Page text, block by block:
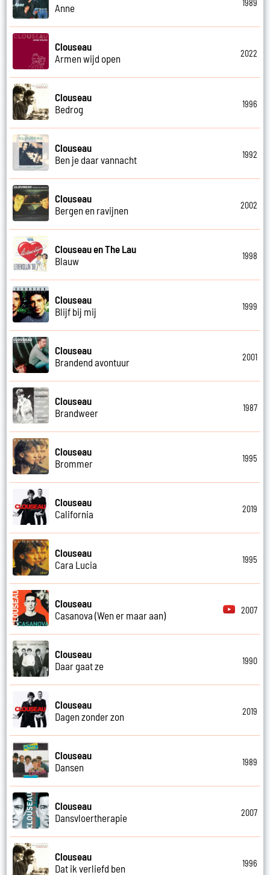
Anne
1989
Clouseau
Armen wijd open
2022
Clouseau
Bedrog
1996
Clouseau
Ben je daar vannacht
1992
Clouseau
Bergen en ravijnen
2002
Clouseau en The Lau
Blauw
1998
Clouseau
Blijf bij mij
1999
Clouseau
Brandend avontuur
2001
Clouseau
Brandweer
1987
Clouseau
Brommer
1995
Clouseau
California
2019
Clouseau
Cara Lucia
1995
Clouseau
Casanova (Wen er maar aan)
2007
Clouseau
Daar gaat ze
1990
Clouseau
Dagen zonder zon
2019
Clouseau
Dansen
1989
Clouseau
Dansvloertherapie
2007
Clouseau
Dat ik verliefd ben
1996